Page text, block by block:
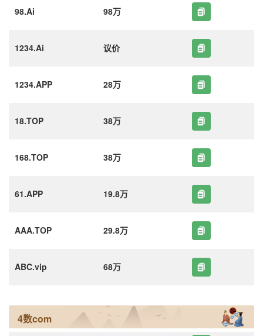
98.Ai 98万
1234.Ai 议价
1234.APP 28万
18.TOP 38万
168.TOP 38万
61.APP 19.8万
AAA.TOP 29.8万
ABC.vip 68万
4数com